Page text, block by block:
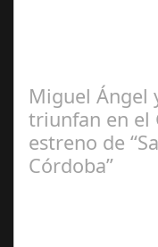
Miguel Ángel
triunfan en el
estreno de
Córdoba”